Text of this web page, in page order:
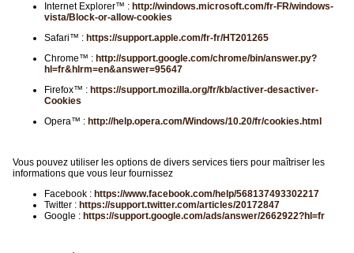
Internet Explorer™ : http://windows.microsoft.com/fr-FR/windows-
vista/Block-or-allow-cookies
Safari™ : https://support.apple.com/fr-fr/HT201265
Chrome™ : http://support.google.com/chrome/bin/answer.py?
hl=fr&hlrm=en&answer=95647
Firefox™ : https://support.mozilla.org/fr/kb/activer-desactiver-
Cookies
Opera™ : http://help.opera.com/Windows/10.20/fr/cookies.html
Vous pouvez utiliser les options de divers services tiers pour maîtriser les
informations que vous leur fournissez
Facebook : https://www.facebook.com/help/568137493302217
Twitter : https://support.twitter.com/articles/20172847
Google : https://support.google.com/ads/answer/2662922?hl=fr